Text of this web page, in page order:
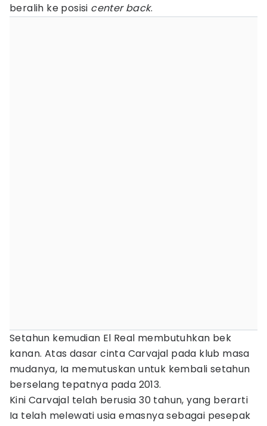
beralih ke posisi center back.
Setahun kemudian El Real membutuhkan bek
kanan. Atas dasar cinta Carvajal pada klub masa
mudanya, Ia memutuskan untuk kembali setahun
berselang tepatnya pada 2013.
Kini Carvajal telah berusia 30 tahun, yang berarti
Ia telah melewati usia emasnya sebagai pesepak